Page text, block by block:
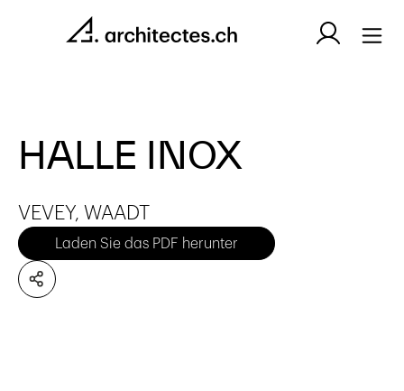
HALLE INOX
VEVEY, WAADT
Laden Sie das PDF herunter